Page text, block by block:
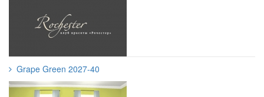
Grape Green 2027-40